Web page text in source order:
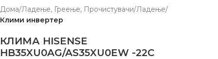
Дома Ладење, Греење, Прочистувачи Ладење
Клими инвертер
КЛИМА HISENSE
HB35XU0AG/AS35XU0EW -22C